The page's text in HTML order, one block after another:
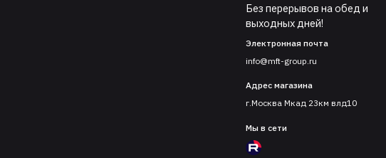
Без перерывов на обед и
выходных дней!
Электронная почта
info@mft-group.ru
Адрес магазина
г.Москва Мкад 23км влд10
Мы в сети